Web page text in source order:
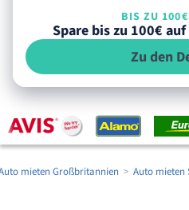
BIS ZU
Spare bis zu 100€
Zu den
mieten Großbritannien Auto mieten